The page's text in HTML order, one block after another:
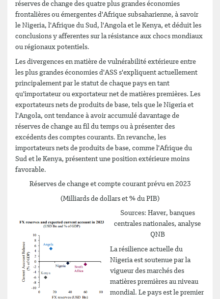
réserves de change des quatre plus grandes économies
frontalières ou émergentes d'Afrique subsaharienne, à savoir
le Nigeria, l'Afrique du Sud, l'Angola et le Kenya, et déduit les
conclusions y afferentes sur la résistance aux chocs mondiaux
ou régionaux potentiels.
Les divergences en matière de vulnérabilité extérieure entre
les plus grandes économies d'ASS s'expliquent actuellement
principalement par le statut de chaque pays en tant
qu'importateur ou exportateur net de matières premières. Les
exportateurs nets de produits de base, tels que le Nigeria et
l'Angola, ont tendance à avoir accumulé davantage de
réserves de change au fil du temps ou à présenter des
excédents des comptes courants. En revanche, les
importateurs nets de produits de base, comme l'Afrique du
Sud et le Kenya, présentent une position extérieure moins
favorable.
Réserves de change et compte courant prévu en 2023
(Milliards de dollars et % du PIB)
Sources: Haver, banques
centrales nationales, analyse
QNB
La résilience actuelle du
Nigeria est soutenue par la
vigueur des marchés des
matières premières au niveau
mondial. Le pays est le premier